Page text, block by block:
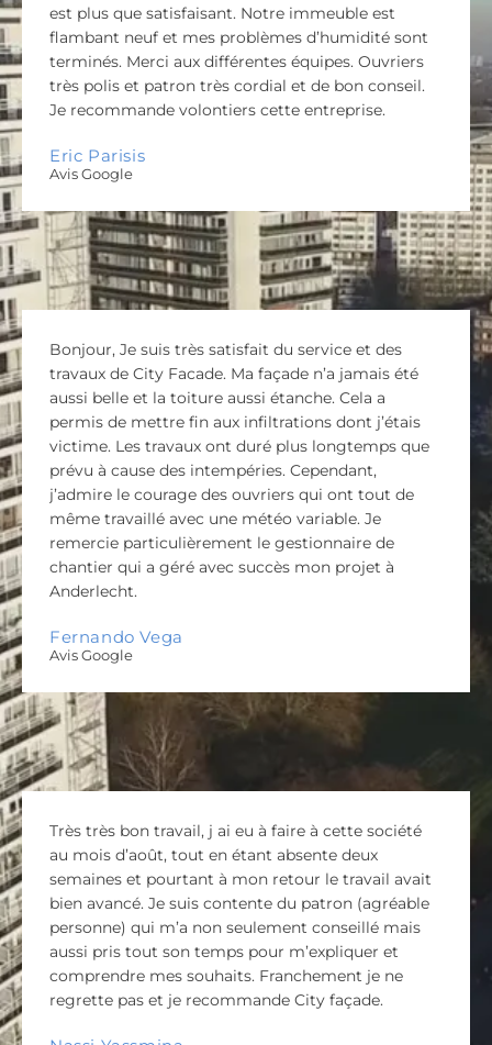
est plus que satisfaisant. Notre immeuble est
flambant neuf et mes problèmes d’humidité sont
terminés. Merci aux différentes équipes. Ouvriers
très polis et patron très cordial et de bon conseil.
Je recommande volontiers cette entreprise.
Eric Parisis
Avis Google
Bonjour, Je suis très satisfait du service et des
travaux de City Facade. Ma façade n’a jamais été
aussi belle et la toiture aussi étanche. Cela a
permis de mettre fin aux infiltrations dont j’étais
victime. Les travaux ont duré plus longtemps que
prévu à cause des intempéries. Cependant,
j’admire le courage des ouvriers qui ont tout de
même travaillé avec une météo variable. Je
remercie particulièrement le gestionnaire de
chantier qui a géré avec succès mon projet à
Anderlecht.
Fernando Vega
Avis Google
Très très bon travail, j ai eu à faire à cette société
au mois d’août, tout en étant absente deux
semaines et pourtant à mon retour le travail avait
bien avancé. Je suis contente du patron (agréable
personne) qui m’a non seulement conseillé mais
aussi pris tout son temps pour m’expliquer et
comprendre mes souhaits. Franchement je ne
regrette pas et je recommande City façade.